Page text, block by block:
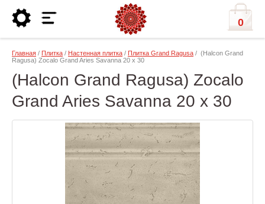
0
Главная / Плитка / Настенная плитка / Плитка Grand Ragusa / (Halcon Grand
Ragusa) Zocalo Grand Aries Savanna 20 x 30
(Halcon Grand Ragusa) Zocalo
Grand Aries Savanna 20 x 30